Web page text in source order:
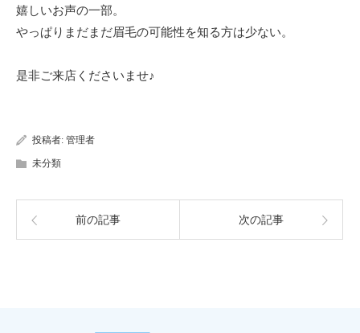
嬉しいお声の一部。
やっぱりまだまだ眉毛の可能性を知る方は少ない。
是非ご来店くださいませ♪
投稿者: 管理者
未分類
前の記事 次の記事